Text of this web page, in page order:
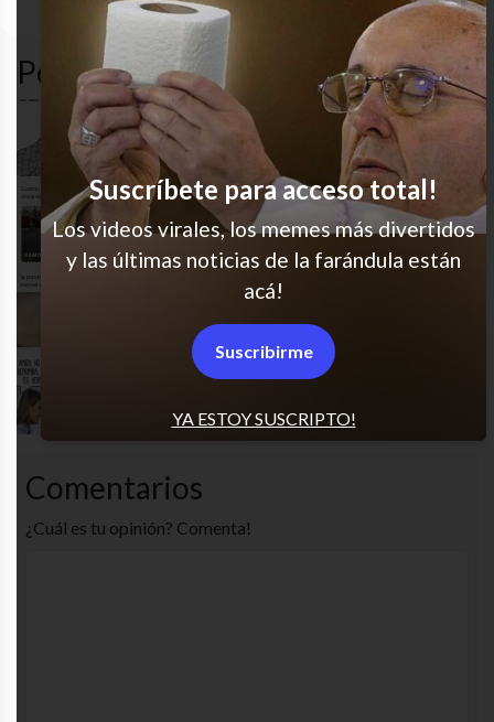
Popular en LVI
Lo que me faltaba
Oops
Ay ya me lo creí
Comentarios
¿Cuál es tu opinión? Comenta!
YA ESTOY SUSCRIPTO!
Suscríbete para acceso total!
Los videos virales, los memes más divertidos
y las últimas noticias de la farándula están
acá!
Suscribirme